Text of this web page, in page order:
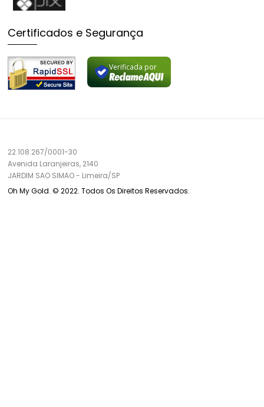
Certificados e Segurança
Verificada por
22.108.267/0001-30
Avenida Laranjeiras, 2140
JARDIM SAO SIMAO - Limeira/SP
Oh My Gold. © 2022. Todos Os Direitos Reservados.